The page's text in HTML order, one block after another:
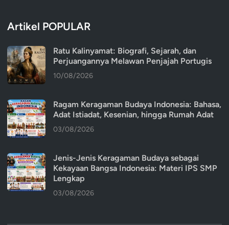
Artikel POPULAR
Ratu Kalinyamat: Biografi, Sejarah, dan
Perjuangannya Melawan Penjajah Portugis
10/08/2026
Ragam Keragaman Budaya Indonesia: Bahasa,
Adat Istiadat, Kesenian, hingga Rumah Adat
03/08/2026
Jenis-Jenis Keragaman Budaya sebagai
Kekayaan Bangsa Indonesia: Materi IPS SMP
Lengkap
03/08/2026